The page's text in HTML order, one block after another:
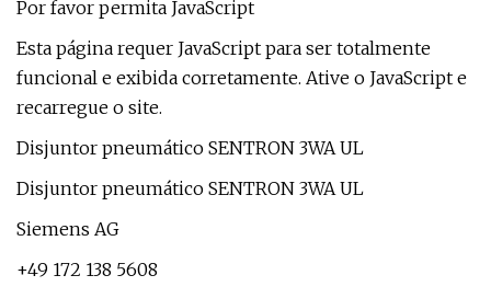
Por favor permita JavaScript
Esta página requer JavaScript para ser totalmente
funcional e exibida corretamente. Ative o JavaScript e
recarregue o site.
Disjuntor pneumático SENTRON 3WA UL
Disjuntor pneumático SENTRON 3WA UL
Siemens AG
+49 172 138 5608